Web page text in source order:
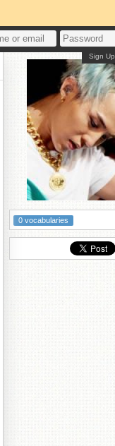
Sign Up
0 vocabularies